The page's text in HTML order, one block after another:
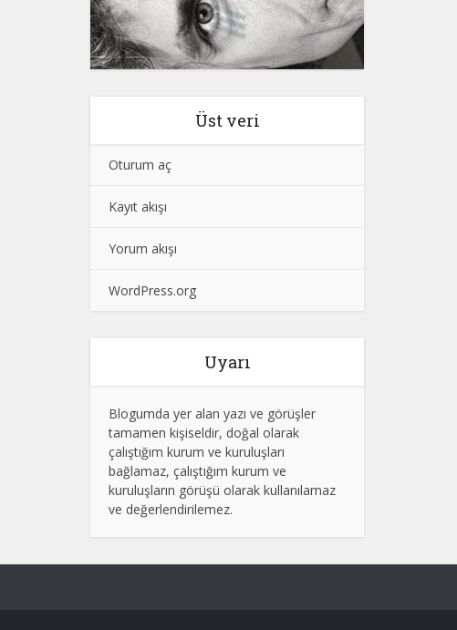
Üst veri
Oturum aç
Kayıt akışı
Yorum akışı
WordPress.org
Uyarı
Blogumda yer alan yazı ve görüşler
tamamen kişiseldir, doğal olarak
çalıştığım kurum ve kuruluşları
bağlamaz, çalıştığım kurum ve
kuruluşların görüşü olarak kullanılamaz
ve değerlendirilemez.